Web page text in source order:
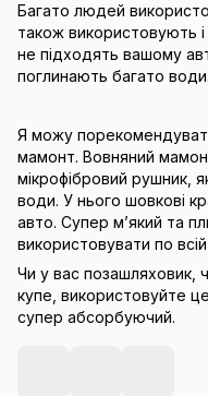
Багато людей
також використовують
не підходять вашому
поглинають багато води.
Я можу
мамонт. Вовняний
мікрофібровий рушник,
води. У нього шовкові
авто. Супер м’який та
використовувати по всій
Чи у вас позашляховик,
купе, використовуйте
супер абсорбуючий.